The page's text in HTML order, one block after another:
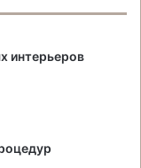
интерьеров